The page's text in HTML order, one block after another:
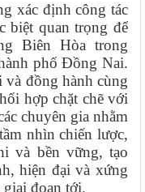
xác định công tác
biệt quan trọng để
Biên Hòa trong
phố Đồng Nai.
đồng hành cùng
hợp chặt chẽ với
chuyên gia nhằm
nhìn chiến lược,
và bền vững, tạo
hiện đại và xứng
đoạn tới.